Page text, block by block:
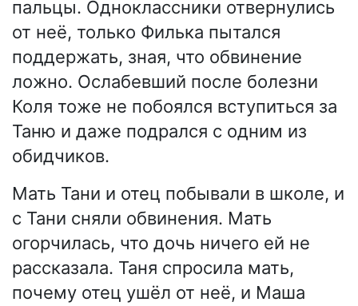
пальцы. Одноклассники отвернулись
от неё, только Филька пытался
поддержать, зная, что обвинение
ложно. Ослабевший после болезни
Коля тоже не побоялся вступиться за
Таню и даже подрался с одним из
обидчиков.
Мать Тани и отец побывали в школе, и
с Тани сняли обвинения. Мать
огорчилась, что дочь ничего ей не
рассказала. Таня спросила мать,
почему отец ушёл от неё, и Маша